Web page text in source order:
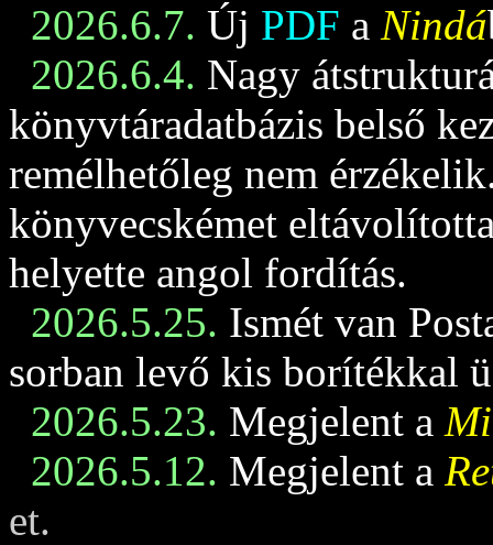
2026.6.7. Új PDF a Nindá
2026.6.4. Nagy
könyvtáradatbázis belső
remélhetőleg nem
könyvecskémet
helyette angol fordítás.
2026.5.25. Ismét van
sorban levő kis borítékkal
2026.5.23. Megjelent a
2026.5.12. Megjelent a
et.